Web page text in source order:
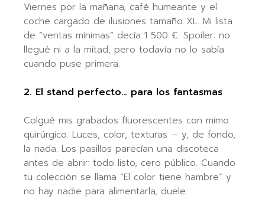
Viernes por la mañana, café humeante y el
coche cargado de ilusiones tamaño XL. Mi lista
de “ventas mínimas” decía 1 500 €. Spoiler: no
llegué ni a la mitad, pero todavía no lo sabía
cuando puse primera.
2. El stand perfecto… para los fantasmas
Colgué mis grabados fluorescentes con mimo
quirúrgico. Luces, color, texturas — y, de fondo,
la nada. Los pasillos parecían una discoteca
antes de abrir: todo listo, cero público. Cuando
tu colección se llama “El color tiene hambre” y
no hay nadie para alimentarla, duele.